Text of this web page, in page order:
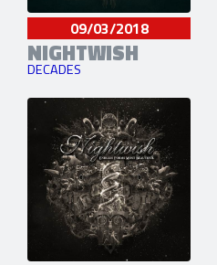
09/03/2018
NIGHTWISH
DECADES